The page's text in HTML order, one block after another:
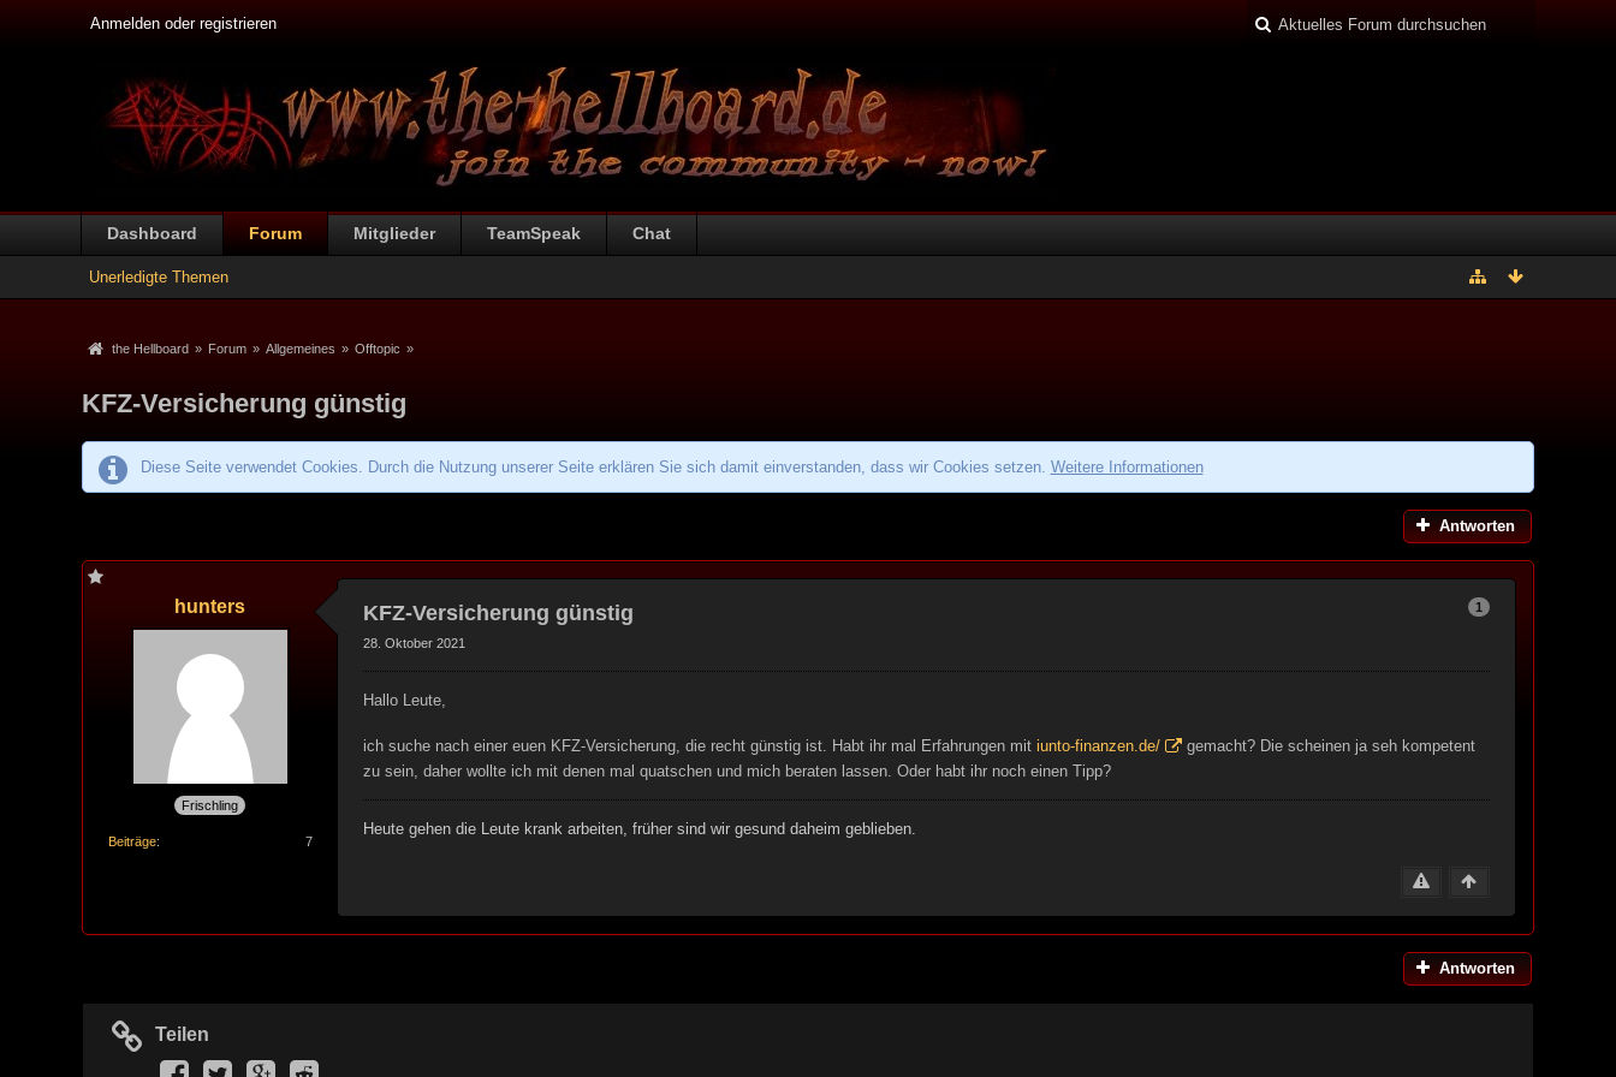
Anmelden oder registrieren
Dashboard Forum Mitglieder TeamSpeak Chat
Unerledigte Themen
the Hellboard » Forum » Allgemeines » Offtopic »
KFZ-Versicherung günstig
Diese Seite verwendet Cookies. Durch die Nutzung unserer Seite erklären Sie sich damit einverstanden, dass wir Cookies setzen. Weitere Informationen
Antworten
hunters
Frischling
Beiträge 7
1
KFZ-Versicherung günstig
28. Oktober 2021
Hallo Leute,
ich suche nach einer euen KFZ-Versicherung, die recht günstig ist. Habt ihr mal Erfahrungen mit iunto-finanzen.de/
gemacht? Die scheinen ja seh kompetent
zu sein, daher wollte ich mit denen mal quatschen und mich beraten lassen. Oder habt ihr noch einen Tipp?
Heute gehen die Leute krank arbeiten, früher sind wir gesund daheim geblieben.
Antworten
Teilen